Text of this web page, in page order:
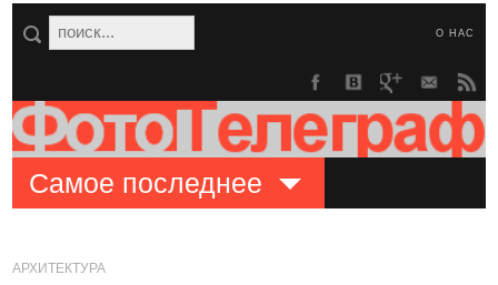
О НАС
Самое последнее
АРХИТЕКТУРА